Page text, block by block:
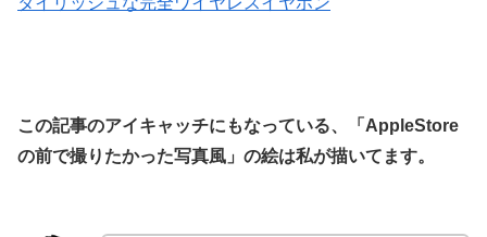
この記事のアイキャッチにもなっている、「AppleStore
の前で撮りたかった写真風」の絵は私が描いてます。